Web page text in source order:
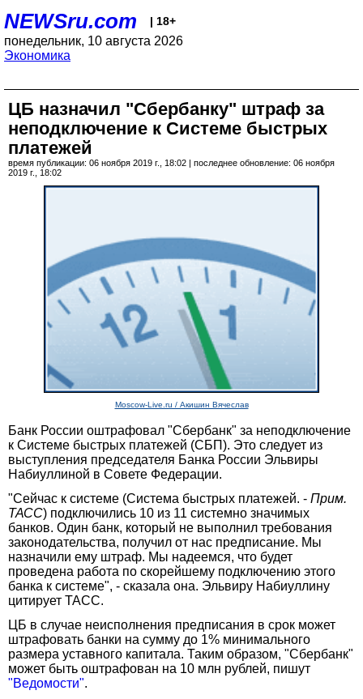
NEWSru.com | 18+
понедельник, 10 августа 2026
Экономика
ЦБ назначил "Сбербанку" штраф за
неподключение к Системе быстрых
платежей
время публикации: 06 ноября 2019 г., 18:02 | последнее обновление: 06 ноября
2019 г., 18:02
Moscow-Live.ru / Акишин Вячеслав
Банк России оштрафовал "Сбербанк" за неподключение
к Системе быстрых платежей (СБП). Это следует из
выступления председателя Банка России Эльвиры
Набиуллиной в Совете Федерации.
"Сейчас к системе (Система быстрых платежей. - Прим.
ТАСС) подключились 10 из 11 системно значимых
банков. Один банк, который не выполнил требования
законодательства, получил от нас предписание. Мы
назначили ему штраф. Мы надеемся, что будет
проведена работа по скорейшему подключению этого
банка к системе", - сказала она. Эльвиру Набиуллину
цитирует ТАСС.
ЦБ в случае неисполнения предписания в срок может
штрафовать банки на сумму до 1% минимального
размера уставного капитала. Таким образом, "Сбербанк"
может быть оштрафован на 10 млн рублей, пишут
"Ведомости".